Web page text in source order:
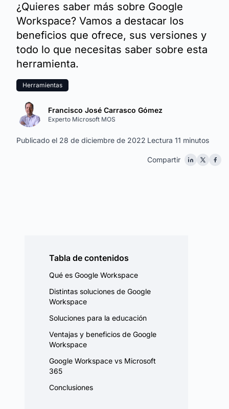
¿Quieres saber más sobre Google
Workspace? Vamos a destacar los
beneficios que ofrece, sus versiones y
todo lo que necesitas saber sobre esta
herramienta.
Herramientas
Francisco José Carrasco Gómez
Experto Microsoft MOS
Lectura 11 minutos
Publicado el 28 de diciembre de 2022
Compartir
Tabla de contenidos
Qué es Google Workspace
Distintas soluciones de Google
Workspace
Soluciones para la educación
Ventajas y beneficios de Google
Workspace
Google Workspace vs Microsoft
365
Conclusiones